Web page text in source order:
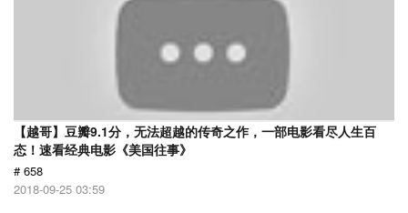
【越哥】豆瓣9.1分，无法超越的传奇之作，一部电影看尽人生百
态！速看经典电影《美国往事》
# 658
2018-09-25 03:59